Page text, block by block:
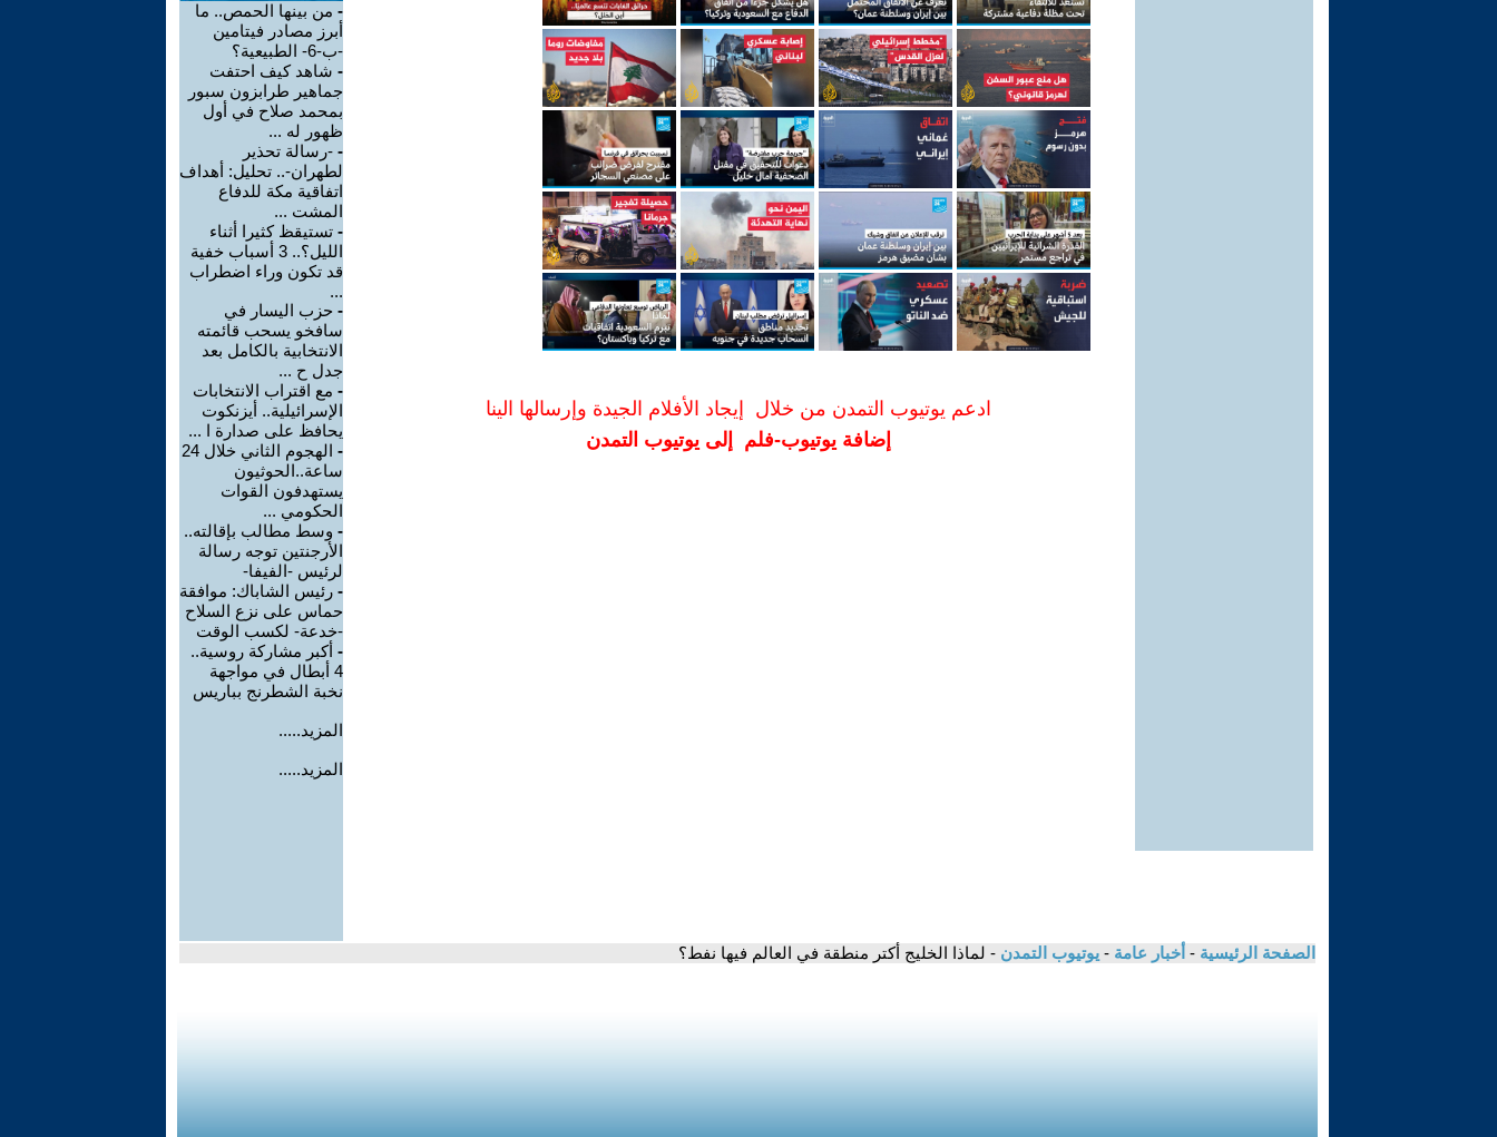
ادعم يوتيوب التمدن من خلال إيجاد الأفلام الجيدة وإرسالها الينا
إضافة يوتيوب-فلم إلى يوتيوب التمدن
- من بينها الحمص.. ما
أبرز مصادر فيتامين
-ب-6- الطبيعية؟
- شاهد كيف احتفت
جماهير طرابزون سبور
بمحمد صلاح في أول
ظهور له ...
- -رسالة تحذير
لطهران-.. تحليل: أهداف
اتفاقية مكة للدفاع
المشت ...
- تستيقظ كثيرا أثناء
الليل؟.. 3 أسباب خفية
قد تكون وراء اضطراب
...
- حزب اليسار في
سافخو يسحب قائمته
الانتخابية بالكامل بعد
جدل ح ...
- مع اقتراب الانتخابات
الإسرائيلية.. أيزنكوت
يحافظ على صدارة ا ...
-
الهجوم الثاني خلال 24
ساعة..الحوثيون
يستهدفون القوات
الحكومي ...
- وسط مطالب بإقالته..
الأرجنتين توجه رسالة
لرئيس -الفيفا-
- رئيس الشاباك: موافقة
حماس على نزع السلاح
-خدعة- لكسب الوقت
- أكبر مشاركة روسية..
4 أبطال في مواجهة
نخبة الشطرنج بباريس
المزيد.....
المزيد.....
الصفحة الرئيسية - أخبار عامة - يوتيوب التمدن - لماذا الخليج أكتر منطقة في العالم فيها نفط؟